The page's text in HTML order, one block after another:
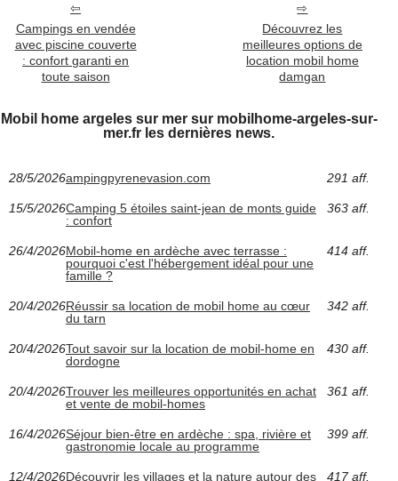
Campings en vendée
avec piscine couverte
: confort garanti en
toute saison
Découvrez les
meilleures options de
location mobil home
damgan
Mobil home argeles sur mer sur mobilhome-argeles-sur-
mer.fr les dernières news.
28/5/2026ampingpyrenevasion.com 291 aff.
15/5/2026Camping 5 étoiles saint-jean de monts guide
: confort
363 aff.
26/4/2026Mobil-home en ardèche avec terrasse :
pourquoi c'est l'hébergement idéal pour une
famille ?
414 aff.
20/4/2026Réussir sa location de mobil home au cœur
du tarn
342 aff.
20/4/2026Tout savoir sur la location de mobil-home en
dordogne
430 aff.
20/4/2026Trouver les meilleures opportunités en achat
et vente de mobil-homes
361 aff.
16/4/2026Séjour bien-être en ardèche : spa, rivière et
gastronomie locale au programme
399 aff.
12/4/2026Découvrir les villages et la nature autour des 417 aff.